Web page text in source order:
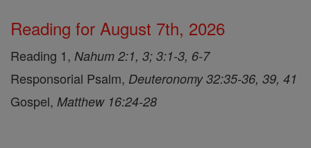
Reading for August 7th, 2026
Reading 1, Nahum 2:1, 3; 3:1-3, 6-7
Responsorial Psalm, Deuteronomy 32:35-36, 39, 41
Gospel, Matthew 16:24-28